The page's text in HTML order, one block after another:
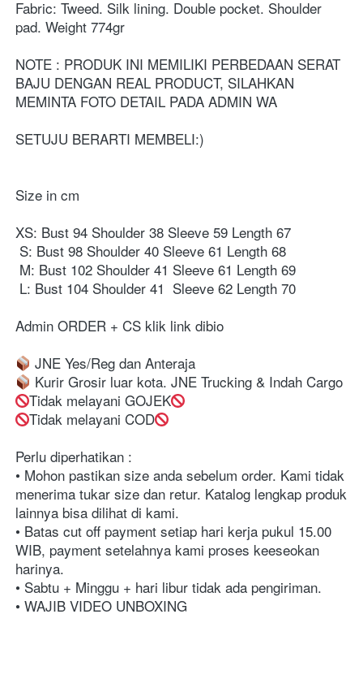
Fabric: Tweed. Silk lining. Double pocket. Shoulder
pad. Weight 774gr⁣⁣
NOTE : PRODUK INI MEMILIKI PERBEDAAN SERAT
BAJU DENGAN REAL PRODUCT, SILAHKAN
MEMINTA FOTO DETAIL PADA ADMIN WA
SETUJU BERARTI MEMBELI:)
Size in cm ⁣⁣
XS: Bust 94 Shoulder 38 Sleeve 59 Length 67⁣⁣
S: Bust 98 Shoulder 40 Sleeve 61 Length 68⁣⁣
M: Bust 102 Shoulder 41 Sleeve 61 Length 69⁣⁣
L: Bust 104 Shoulder 41  Sleeve 62 Length 70⁣⁣
Admin ORDER + CS klik link dibio⁣⁣⁣⁣⁣⁣⁣⁣⁣⁣⁣⁣⁣⁣⁣⁣⁣⁣⁣⁣⁣
JNE Yes/Reg dan Anteraja⁣⁣
Kurir Grosir luar kota. JNE Trucking & Indah Cargo⁣⁣⁣⁣⁣⁣⁣⁣⁣⁣⁣⁣⁣⁣⁣⁣⁣⁣⁣⁣⁣
Tidak melayani GOJEK⁣⁣⁣⁣⁣⁣⁣⁣⁣
Tidak melayani COD⁣⁣⁣⁣⁣⁣⁣
Perlu diperhatikan :⁣⁣⁣⁣⁣⁣⁣⁣⁣⁣⁣⁣⁣⁣⁣⁣⁣⁣⁣⁣⁣⁣⁣⁣⁣⁣
• Mohon pastikan size anda sebelum order. Kami tidak
menerima tukar size dan retur. Katalog lengkap produk
lainnya bisa dilihat di kami.⁣⁣⁣⁣⁣⁣⁣⁣⁣⁣⁣⁣⁣⁣⁣⁣⁣⁣⁣⁣⁣⁣⁣⁣⁣⁣
• Batas cut off payment setiap hari kerja pukul 15.00
WIB, payment setelahnya kami proses keeseokan
harinya. ⁣⁣⁣⁣⁣⁣⁣⁣⁣⁣⁣⁣⁣⁣⁣⁣⁣⁣⁣⁣⁣⁣⁣⁣⁣
• Sabtu + Minggu + hari libur tidak ada pengiriman. ⁣⁣⁣⁣⁣⁣⁣⁣⁣⁣⁣⁣⁣⁣⁣⁣⁣⁣⁣⁣⁣⁣⁣⁣⁣
• WAJIB VIDEO UNBOXING⁣⁣⁣⁣⁣⁣⁣⁣⁣⁣⁣⁣⁣⁣⁣⁣⁣⁣⁣⁣